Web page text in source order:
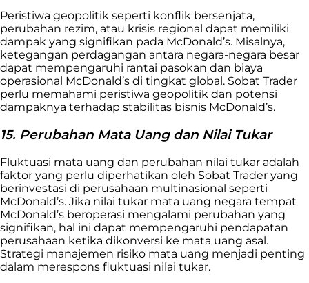
Peristiwa geopolitik seperti konflik bersenjata,
perubahan rezim, atau krisis regional dapat memiliki
dampak yang signifikan pada McDonald’s. Misalnya,
ketegangan perdagangan antara negara-negara besar
dapat mempengaruhi rantai pasokan dan biaya
operasional McDonald’s di tingkat global. Sobat Trader
perlu memahami peristiwa geopolitik dan potensi
dampaknya terhadap stabilitas bisnis McDonald’s.
15. Perubahan Mata Uang dan Nilai Tukar
Fluktuasi mata uang dan perubahan nilai tukar adalah
faktor yang perlu diperhatikan oleh Sobat Trader yang
berinvestasi di perusahaan multinasional seperti
McDonald’s. Jika nilai tukar mata uang negara tempat
McDonald’s beroperasi mengalami perubahan yang
signifikan, hal ini dapat mempengaruhi pendapatan
perusahaan ketika dikonversi ke mata uang asal.
Strategi manajemen risiko mata uang menjadi penting
dalam merespons fluktuasi nilai tukar.